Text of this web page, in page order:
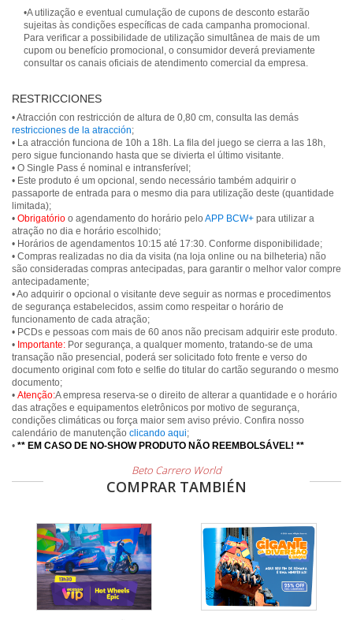
•A utilização e eventual cumulação de cupons de desconto estarão
sujeitas às condições específicas de cada campanha promocional.
Para verificar a possibilidade de utilização simultânea de mais de um
cupom ou benefício promocional, o consumidor deverá previamente
consultar os canais oficiais de atendimento comercial da empresa.
RESTRICCIONES
• Atracción con restricción de altura de 0,80 cm, consulta las demás
restricciones de la atracción;
• La atracción funciona de 10h a 18h. La fila del juego se cierra a las 18h,
pero sigue funcionando hasta que se divierta el último visitante.
• O Single Pass é nominal e intransferível;
• Este produto é um opcional, sendo necessário também adquirir o
passaporte de entrada para o mesmo dia para utilização deste (quantidade
limitada);
• Obrigatório o agendamento do horário pelo APP BCW+ para utilizar a
atração no dia e horário escolhido;
• Horários de agendamentos 10:15 até 17:30. Conforme disponibilidade;
• Compras realizadas no dia da visita (na loja online ou na bilheteria) não
são consideradas compras antecipadas, para garantir o melhor valor compre
antecipadamente;
• Ao adquirir o opcional o visitante deve seguir as normas e procedimentos
de segurança estabelecidos, assim como respeitar o horário de
funcionamento de cada atração;
• PCDs e pessoas com mais de 60 anos não precisam adquirir este produto.
• Importante: Por segurança, a qualquer momento, tratando-se de uma
transação não presencial, poderá ser solicitado foto frente e verso do
documento original com foto e selfie do titular do cartão segurando o mesmo
documento;
• Atenção:A empresa reserva-se o direito de alterar a quantidade e o horário
das atrações e equipamentos eletrônicos por motivo de segurança,
condições climáticas ou força maior sem aviso prévio. Confira nosso
calendário de manutenção clicando aqui;
• ** EM CASO DE NO-SHOW PRODUTO NÃO REEMBOLSÁVEL! **
Beto Carrero World
COMPRAR TAMBIÉN